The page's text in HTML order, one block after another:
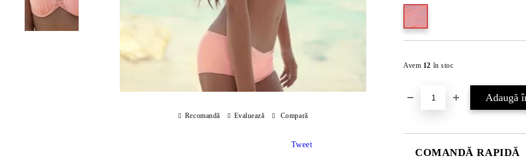
Avem 12 în stoc
COMANDĂ RAPIDĂ
Recomandă Evaluează Compară
Tweet